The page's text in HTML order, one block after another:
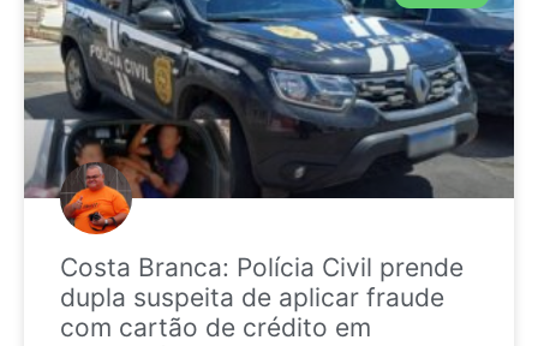
Costa Branca: Polícia Civil prende
dupla suspeita de aplicar fraude
com cartão de crédito em